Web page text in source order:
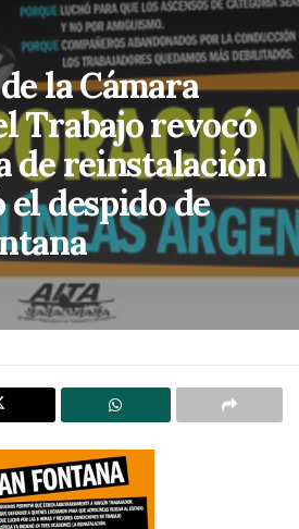
la Cámara
Trabajo revocó
de reinstalación
despido de